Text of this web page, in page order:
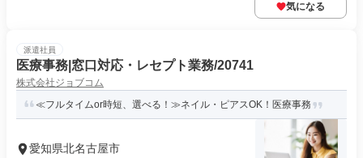
気になる
派遣社員
医療事務|窓口対応・レセプト業務/20741
株式会社ジョブコム
≪フルタイムor時短、選べる！≫ネイル・ピアスOK！医療事務
愛知県北名古屋市